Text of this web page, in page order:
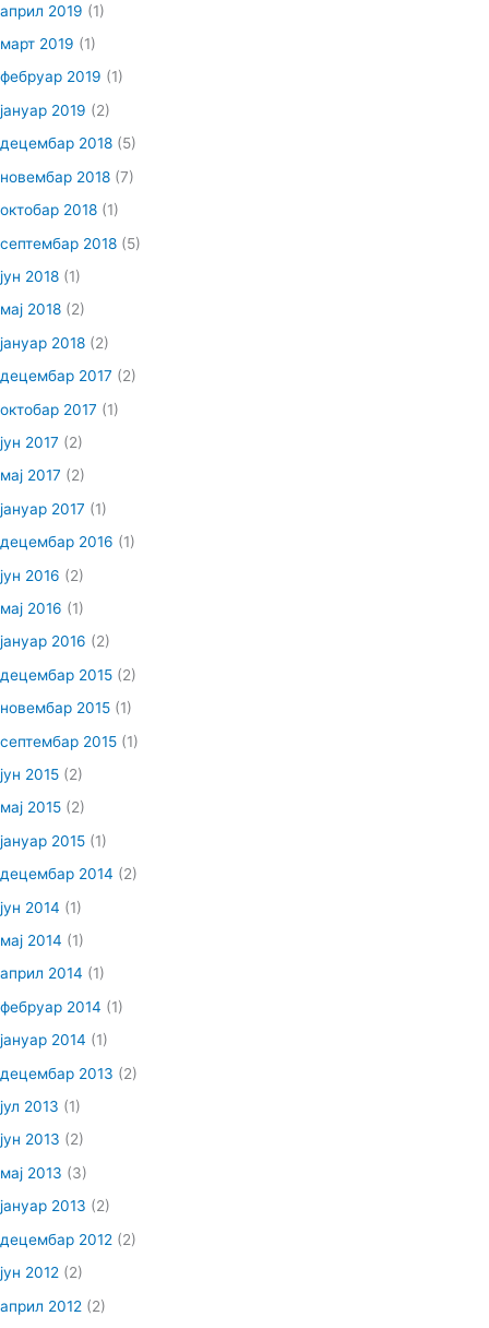
април 2019 (1)
март 2019 (1)
фебруар 2019 (1)
јануар 2019 (2)
децембар 2018 (5)
новембар 2018 (7)
октобар 2018 (1)
септембар 2018 (5)
јун 2018 (1)
мај 2018 (2)
јануар 2018 (2)
децембар 2017 (2)
октобар 2017 (1)
јун 2017 (2)
мај 2017 (2)
јануар 2017 (1)
децембар 2016 (1)
јун 2016 (2)
мај 2016 (1)
јануар 2016 (2)
децембар 2015 (2)
новембар 2015 (1)
септембар 2015 (1)
јун 2015 (2)
мај 2015 (2)
јануар 2015 (1)
децембар 2014 (2)
јун 2014 (1)
мај 2014 (1)
април 2014 (1)
фебруар 2014 (1)
јануар 2014 (1)
децембар 2013 (2)
јул 2013 (1)
јун 2013 (2)
мај 2013 (3)
јануар 2013 (2)
децембар 2012 (2)
јун 2012 (2)
април 2012 (2)